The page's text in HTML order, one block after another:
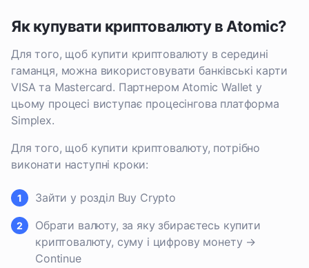
Як купувати криптовалюту в Atomic?
Для того, щоб купити криптовалюту в середині
гаманця, можна використовувати банківські карти
VISA та Mastercard. Партнером Atomic Wallet у
цьому процесі виступає процесінгова платформа
Simplex.
Для того, щоб купити криптовалюту, потрібно
виконати наступні кроки:
Зайти у розділ Buy Crypto
Обрати валюту, за яку збираєтесь купити
криптовалюту, суму і цифрову монету →
Continue